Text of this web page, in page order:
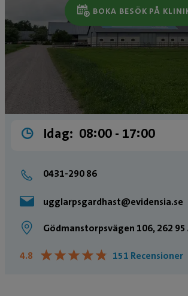
BOKA BESÖK PÅ
Idag: 08:00 ­- 17:00
0431-290 86
ugglarpsgardhast@evidensia.se
Gödmanstorpsvägen 106, 262
4.8 ★★★★★
★★★★★ 151 Recensioner